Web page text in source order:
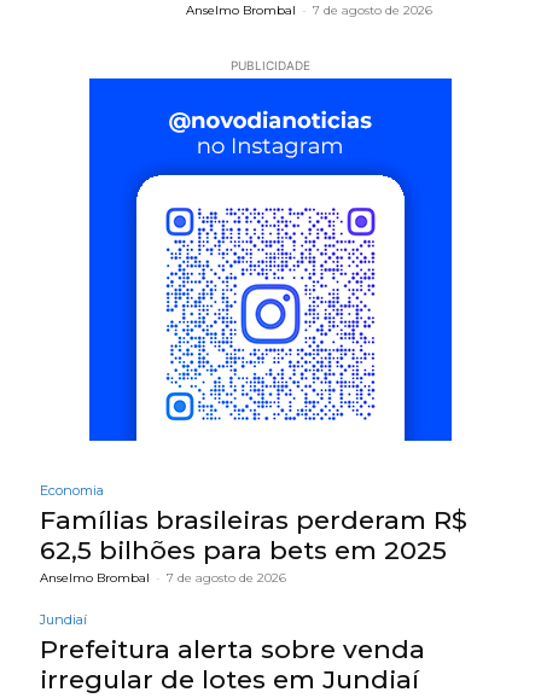
Anselmo Brombal - 7 de agosto de 2026
PUBLICIDADE
Economia
Famílias brasileiras perderam R$
62,5 bilhões para bets em 2025
Anselmo Brombal - 7 de agosto de 2026
Jundiaí
Prefeitura alerta sobre venda
irregular de lotes em Jundiaí